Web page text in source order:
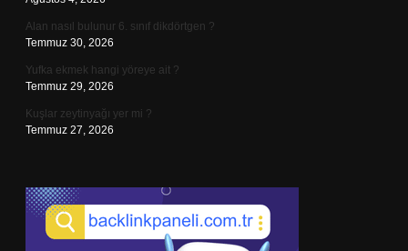
Alan nasıl bulunur 6. sınıf dikdörtgen ?
Temmuz 30, 2026
Yufka ekmek hangi yöreye ait ?
Temmuz 29, 2026
Kuşlar zeytinyağı yer mi ?
Temmuz 27, 2026